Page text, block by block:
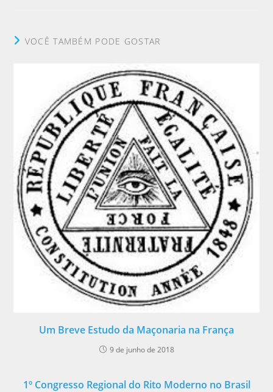
VOCÊ TAMBÉM PODE GOSTAR
Um Breve Estudo da Maçonaria na França
9 de junho de 2018
1º Congresso Regional do Rito Moderno no Brasil